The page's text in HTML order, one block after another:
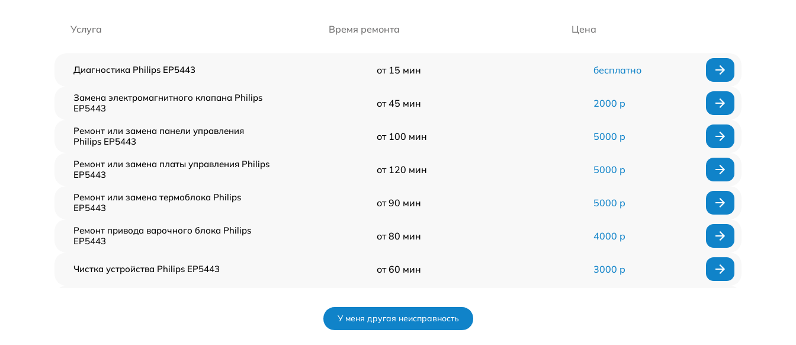
Услуга Время ремонта Цена
Диагностика Philips EP5443 от 15 мин бесплатно
Замена электромагнитного клапана Philips
EP5443
от 45 мин 2000 р
Ремонт или замена панели управления
Philips EP5443
от 100 мин 5000 р
Ремонт или замена платы управления Philips
EP5443
от 120 мин 5000 р
Ремонт или замена термоблока Philips
EP5443
от 90 мин 5000 р
Ремонт привода варочного блока Philips
EP5443
от 80 мин 4000 р
Чистка устройства Philips EP5443 от 60 мин 3000 р
У меня другая неисправность